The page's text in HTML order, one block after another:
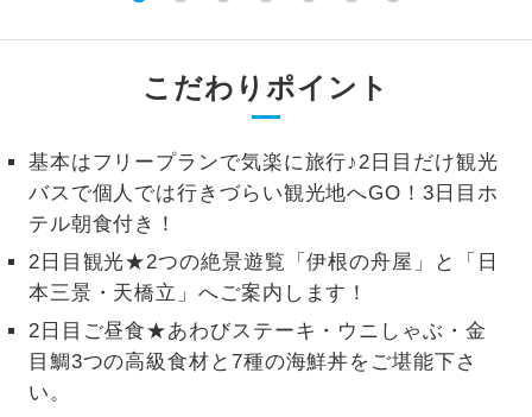
こだわりポイント
基本はフリープランで気楽に旅行♪2日目だけ観光
バスで個人では行きづらい観光地へGO！3日目ホ
テル朝食付き！
2日目観光★2つの絶景遊覧「伊根の舟屋」と「日
本三景・天橋立」へご案内します！
2日目ご昼食★あわびステーキ・ウニしゃぶ・金
目鯛3つの高級食材と7種の海鮮丼をご堪能下さ
い。
く）
お部屋食
お部屋にてゆっくりとお召し上がりいた
だけます。
トラベルイヤ
ホン
周りの音を気にせず、ガイドさんの説明
をじっくり聞くことができます。
1名様催行
1名様から出発可能な個人型プランで
す。
2名様催行
2名様から出発可能な個人型プランで
す。
おひとり様参